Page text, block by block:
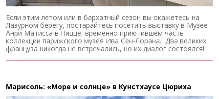
Если этим летом или в бархатный сезон вы окажетесь на
Лазурном берегу, постарайтесь посетить выставку в Музее
Анри Матисса в Ницце, временно приютившем часть
коллекции парижского музея Ива Сен-Лорана. Два великих
француза никогда не встречались, но их диалог состоялся!
Марисоль: «Море и солнце» в Кунстхаусе Цюриха